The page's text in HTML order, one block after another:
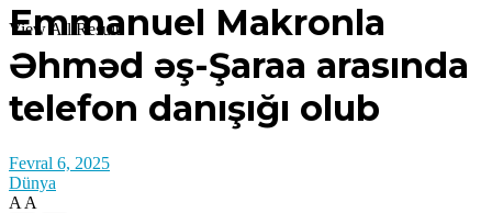
View All Result
Emmanuel Makronla
Əhməd əş-Şaraa arasında
telefon danışığı olub
Fevral 6, 2025
Dünya
A A